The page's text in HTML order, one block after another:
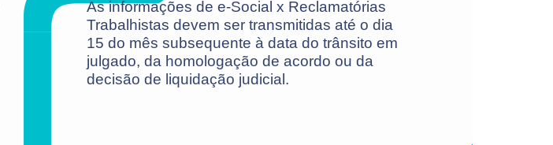
As informações de e-Social x Reclamatórias
Trabalhistas devem ser transmitidas até o dia
15 do mês subsequente à data do trânsito em
julgado, da homologação de acordo ou da
decisão de liquidação judicial.